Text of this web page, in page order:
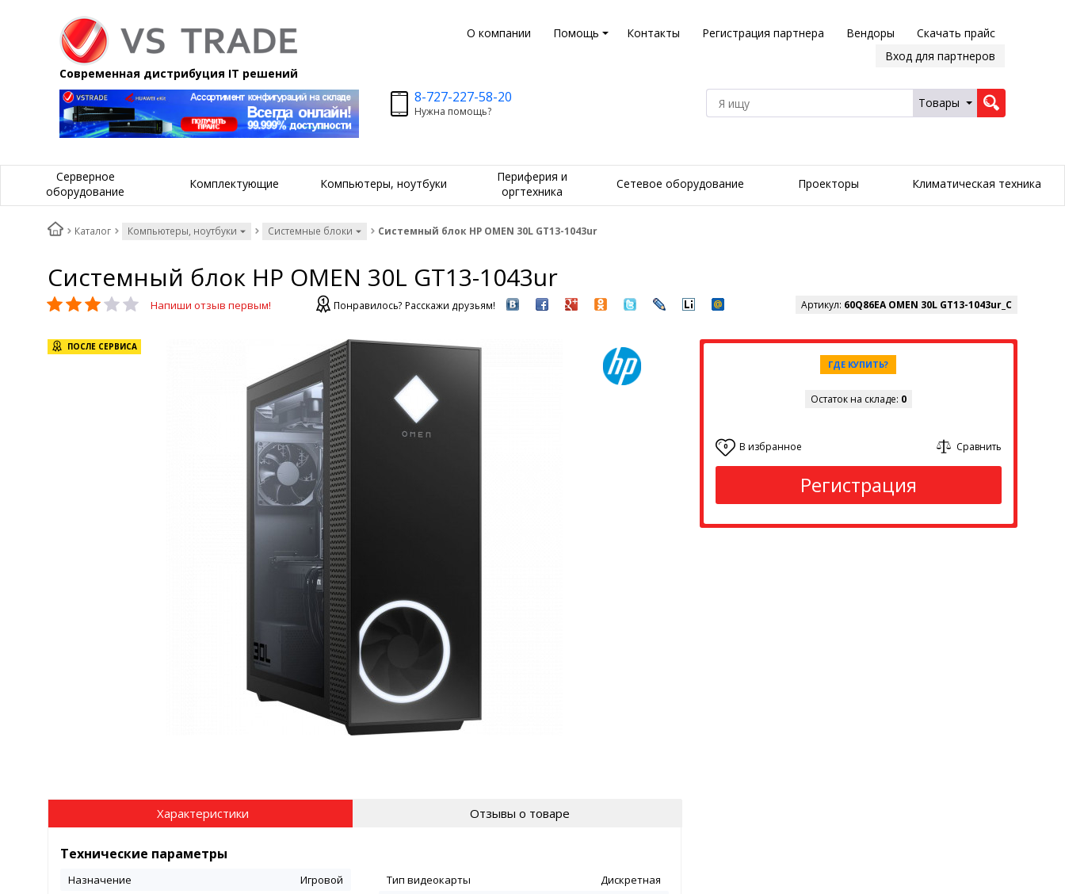
О компании Помощь Контакты Регистрация партнера Вендоры
Скачать прайс
Вход для партнеров
Современная дистрибуция IT решений
8-727-227-58-20
Нужна помощь?
Товары
Серверное
оборудование
Комплектующие Компьютеры, ноутбуки
Периферия и
оргтехника
Сетевое оборудование Проекторы Климатическая техника
Каталог Компьютеры, ноутбуки Системные блоки Системный блок HP OMEN 30L GT13-1043ur
Системный блок HP OMEN 30L GT13-1043ur
Напиши отзыв первым! Понравилось? Расскажи друзьям! Артикул: 60Q86EA OMEN 30L GT13-1043ur_C
ПОСЛЕ СЕРВИСА
ГДЕ КУПИТЬ?
Остаток на складе: 0
0 В избранное Сравнить
Регистрация
Характеристики Отзывы о товаре
Технические параметры
Назначение
Игровой
Тип видеокарты
Дискретная